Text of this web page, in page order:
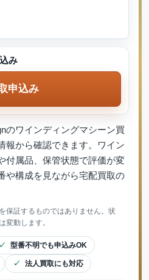
のワインディングマシーン買
報から確認できます。ワイン
付属品、保管状態で評価が変
や構成を見ながら宅配買取の
保証するものではありません。状
変動します。
型番不明でも申込みOK
法人買取にも対応
み
申込み